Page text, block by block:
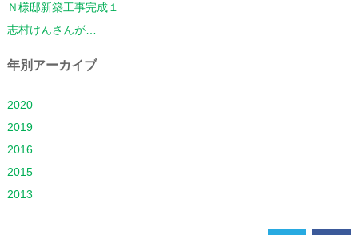
Ｎ様邸新築工事完成１
志村けんさんが…
年別アーカイブ
2020
2019
2016
2015
2013